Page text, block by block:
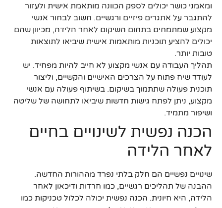
ומאמני כושר יכולים לספק הכוונה מותאמת אישית ולעזור
להתגבר על אתגרים פיזיים ורגשיים. חשוב לבחור אנשי
מקצוע שמתמחים בתחום השיקום לאחר הלידה, מכיוון שהם
יכולים להציע תוכניות מותאמות אישית שיביאו לתוצאות
טובות יותר.
תהליך העבודה עם אנשי מקצוע לא חייב להיות מפחיד. יש
לעודד שיח פתוח על הצרכים האישיים והקשיים, וליצור
תוכנית פעולה שתתמוך בשיקום. בשיתוף פעולה עם אנשי
מקצוע, ניתן לפתח גישות חדשות שיביאו לתחושה של שליטה
ושיפור מתמיד.
הכנה נפשית לשינויים בחיים
לאחר הלידה
שינויים נפשיים הם חלק בלתי נפרד מההורות החדשה.
ההבנה של תהליכים רגשיים, כמו חרדות ודיכאון לאחר
הלידה, היא חיונית. הכנה נפשית יכולה לכלול טכניקות כמו